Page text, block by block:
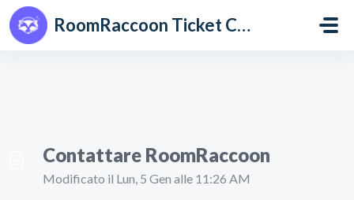
Salta al contenuto principale
RoomRaccoon Ticket Centre
Contattare RoomRaccoon
Modificato il Lun, 5 Gen alle 11:26 AM